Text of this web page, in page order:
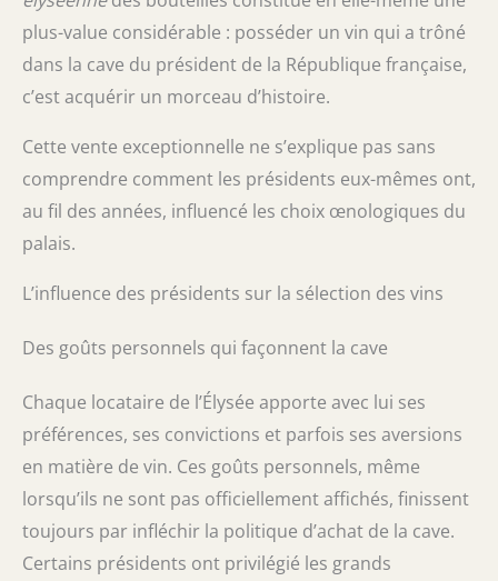
plus-value considérable : posséder un vin qui a trôné
dans la cave du président de la République française,
c’est acquérir un morceau d’histoire.
Cette vente exceptionnelle ne s’explique pas sans
comprendre comment les présidents eux-mêmes ont,
au fil des années, influencé les choix œnologiques du
palais.
L’influence des présidents sur la sélection des vins
Des goûts personnels qui façonnent la cave
Chaque locataire de l’Élysée apporte avec lui ses
préférences, ses convictions et parfois ses aversions
en matière de vin. Ces goûts personnels, même
lorsqu’ils ne sont pas officiellement affichés, finissent
toujours par infléchir la politique d’achat de la cave.
Certains présidents ont privilégié les grands